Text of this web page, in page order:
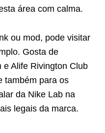
área com calma.
ou mod, pode visitar
Gosta de
Alife Rivington Club
também para os
da Nike Lab na
legais da marca.